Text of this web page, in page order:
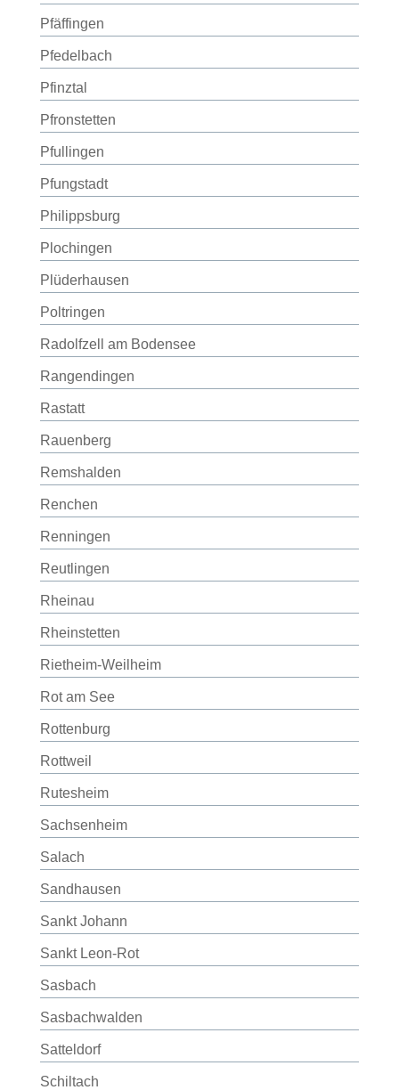
Pfäffingen
Pfedelbach
Pfinztal
Pfronstetten
Pfullingen
Pfungstadt
Philippsburg
Plochingen
Plüderhausen
Poltringen
Radolfzell am Bodensee
Rangendingen
Rastatt
Rauenberg
Remshalden
Renchen
Renningen
Reutlingen
Rheinau
Rheinstetten
Rietheim-Weilheim
Rot am See
Rottenburg
Rottweil
Rutesheim
Sachsenheim
Salach
Sandhausen
Sankt Johann
Sankt Leon-Rot
Sasbach
Sasbachwalden
Satteldorf
Schiltach